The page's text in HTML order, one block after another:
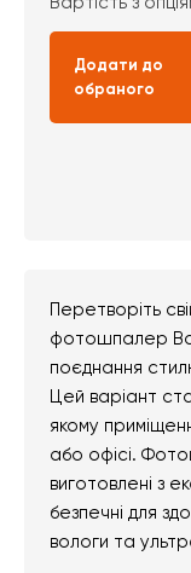
Додати до
обраного
Перетворіть
фотошпалер
поєднання
Цей варіант
якому
або офісі.
виготовлені з
безпечні для
вологи та